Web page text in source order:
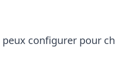
configurer pour